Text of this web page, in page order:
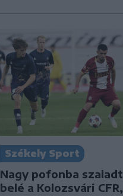
Székely Sport
Nagy pofonba szaladt
belé a Kolozsvári CFR,